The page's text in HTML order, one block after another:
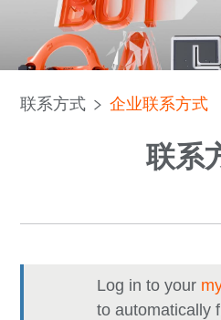
联系方式 企业联系方式
联系
Log in to your
to automatically